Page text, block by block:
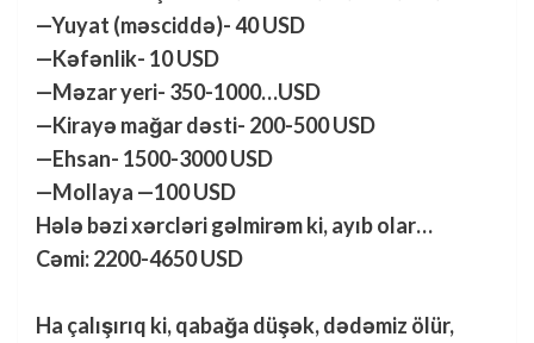
—Yuyat (məsciddə)- 40 USD
—Kəfənlik- 10 USD
—Məzar yeri- 350-1000…USD
—Kirayə mağar dəsti- 200-500 USD
—Ehsan- 1500-3000 USD
—Mollaya —100 USD
Hələ bəzi xərcləri gəlmirəm ki, ayıb olar…
Cəmi: 2200-4650 USD
Ha çalışırıq ki, qabağa düşək, dədəmiz ölür,